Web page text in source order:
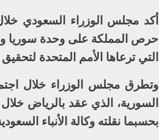
أكد مجلس الوزراء السعودي
حرص المملكة على وحدة سوريا
التي ترعاها الأمم المتحدة
وتطرق مجلس الوزراء خلال
السورية، الذي عقد بالرياض
بحسبما نقلته وكالة الأنباء